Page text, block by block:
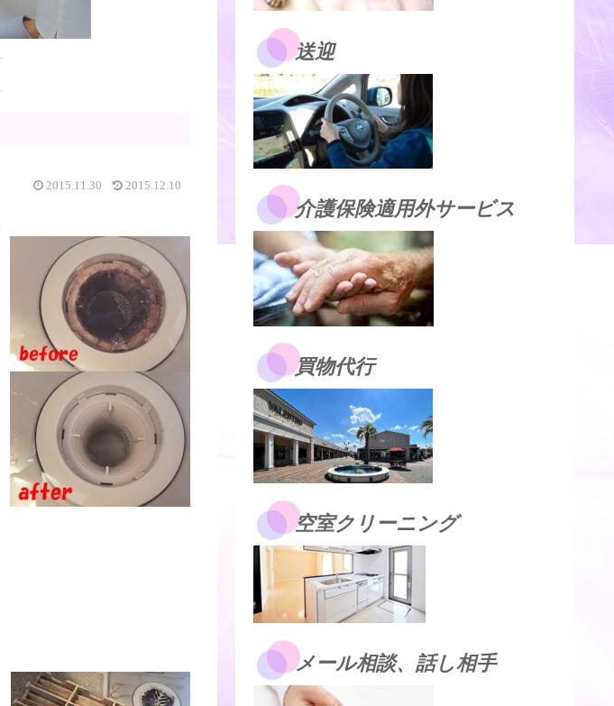
2015.11.30 2015.12.10
送迎
介護保険適用外サービス
買物代行
空室クリーニング
メール相談、話し相手